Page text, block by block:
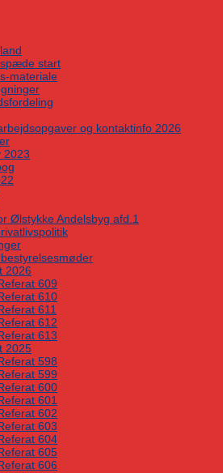
start
materiale
og kontaktinfo 2026
2023
Ølstykke Andelsbyg afd.1
2026
609
610
611
612
613
2025
598
599
600
601
602
603
604
605
606